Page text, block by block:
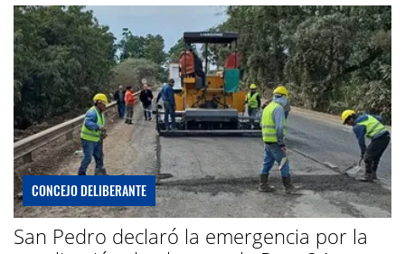
CONCEJO DELIBERANTE
San Pedro declaró la emergencia por la